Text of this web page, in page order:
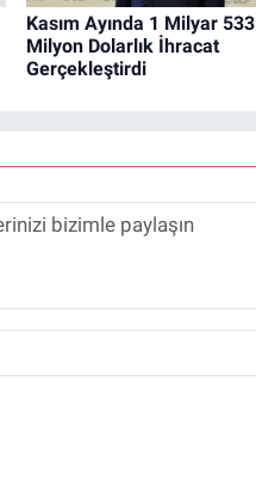
Kasım Ayında 1 Milyar 533
Milyon Dolarlık İhracat
Gerçekleştirdi